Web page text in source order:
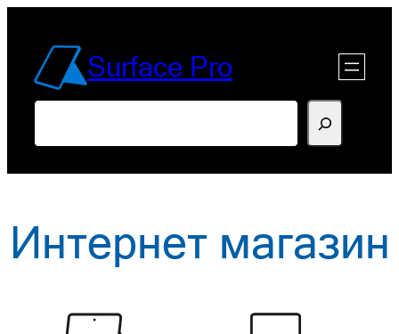
содержимомуSurface Pro
Интернет магазин